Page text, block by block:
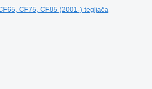
CF75, CF85 (2001-) tegljača